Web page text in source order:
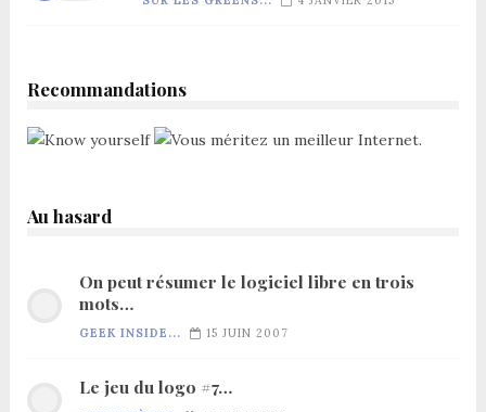
Recommandations
Au hasard
On peut résumer le logiciel libre en trois
mots…
GEEK INSIDE... 15 JUIN 2007
Le jeu du logo #7…